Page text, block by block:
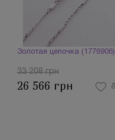
Золотая цепочка (1776906)
33 208 грн
26 566 грн